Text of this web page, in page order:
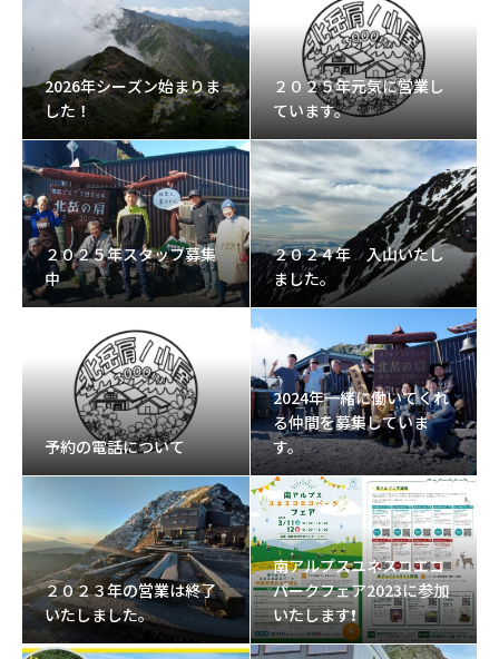
2026年シーズン始まりま
した！
２０２５年元気に営業し
ています。
２０２５年スタッフ募集
中
２０２４年 入山いたし
ました。
予約の電話について
2024年一緒に働いてくれ
る仲間を募集していま
す。
２０２３年の営業は終了
いたしました。
南アルプスユネスコエコ
パークフェア2023に参加
いたします❗